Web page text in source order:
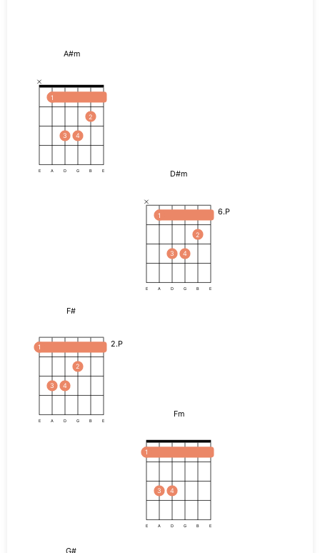
A#m
1
3 4
2
E A D G B E D#m
6.P
1
3 4
2
E A D G B E
F#
2.P
1
3 4
2
E A D G B E
Fm
1
3 4
E A D G B E
G#